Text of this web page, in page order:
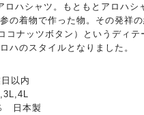
ロハシャツ。もともとアロハシ
の着物で作った物。その発祥の
コナッツボタン）というディテ
ハのスタイルとなりました。
以内
日本製